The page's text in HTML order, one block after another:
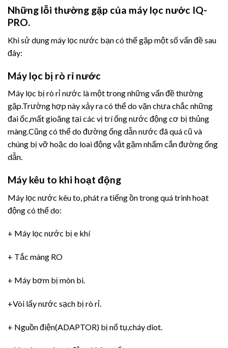
Những lỗi thường gặp của máy lọc nước IQ-
PRO.
Khi sử dụng máy lọc nước bạn có thể gặp một số vấn đề sau
đây:
Máy lọc bị rò rỉ nước
Máy lọc bị rò rỉ nước là một trong những vấn đề thường
gặp.Trường hợp này xảy ra có thể do vặn chưa chắc những
đai ốc,mất gioăng tại các vị trí ống nước động cơ bị thủng
màng.Cũng có thể do đường ống dẫn nước đã quá cũ và
chúng bị vỡ hoặc do loai động vật gặm nhấm cắn đường ống
dẫn.
Máy kêu to khi hoạt động
Máy lọc nước kêu to, phát ra tiếng ồn trong quá trình hoạt
động có thể do:
+ Máy lọc nước bị e khí
+ Tắc màng RO
+ Máy bơm bị mòn bi.
+Vòi lấy nước sạch bị rò rỉ.
+ Nguồn điện(ADAPTOR) bị nổ tụ,cháy diot.